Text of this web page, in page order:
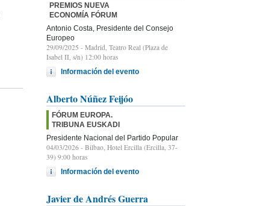
PREMIOS NUEVA
ECONOMÍA FÓRUM
Antonio Costa, Presidente del Consejo
Europeo
29/09/2025 - Madrid, Teatro Real (Plaza de
Isabel II, s/n) 12:00 horas
Información del evento
Alberto Núñez Feijóo
FÓRUM EUROPA.
TRIBUNA EUSKADI
Presidente Nacional del Partido Popular
04/03/2026 - Bilbao, Hotel Ercilla (Ercilla, 37-
39) 9:00 horas
Información del evento
Javier de Andrés Guerra